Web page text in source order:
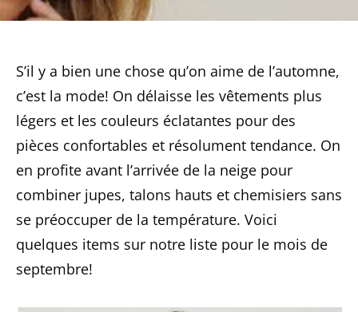
S’il y a bien une chose qu’on aime de l’automne,
c’est la mode! On délaisse les vêtements plus
légers et les couleurs éclatantes pour des
pièces confortables et résolument tendance. On
en profite avant l’arrivée de la neige pour
combiner jupes, talons hauts et chemisiers sans
se préoccuper de la température. Voici
quelques items sur notre liste pour le mois de
septembre!